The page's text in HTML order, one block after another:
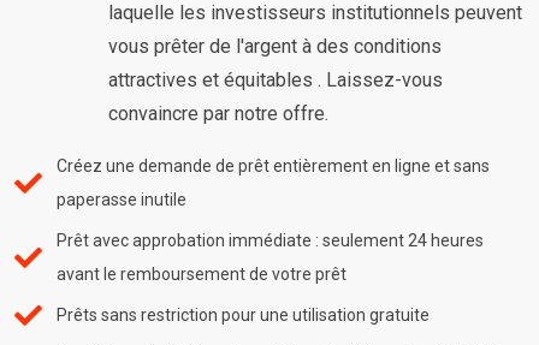
laquelle les investisseurs institutionnels peuvent
vous prêter de l'argent à des conditions
attractives et équitables . Laissez-vous
convaincre par notre offre.
Créez une demande de prêt entièrement en ligne et sans
paperasse inutile
Prêt avec approbation immédiate : seulement 24 heures
avant le remboursement de votre prêt
Prêts sans restriction pour une utilisation gratuite